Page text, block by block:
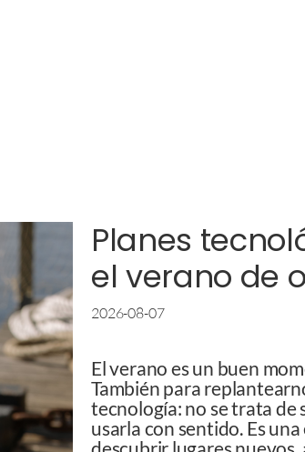
Planes
el verano de
2026-08-07
El verano es un buen
También para
tecnología: no se trata de
usarla con sentido. Es